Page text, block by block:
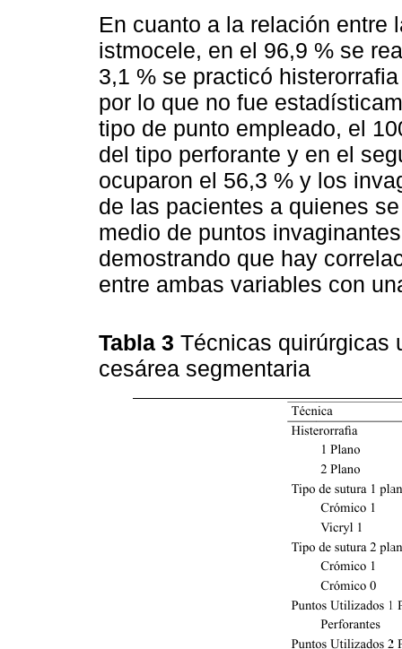
En cuanto a la relación entre
istmocele, en el 96,9 % se
3,1 % se practicó
por lo que no fue
tipo de punto empleado, el
del tipo perforante y en el
ocuparon el 56,3 % y los
de las pacientes a quienes
medio de puntos
demostrando que hay
entre ambas variables con
Tabla 3 Técnicas quirúrgicas
cesárea segmentaria